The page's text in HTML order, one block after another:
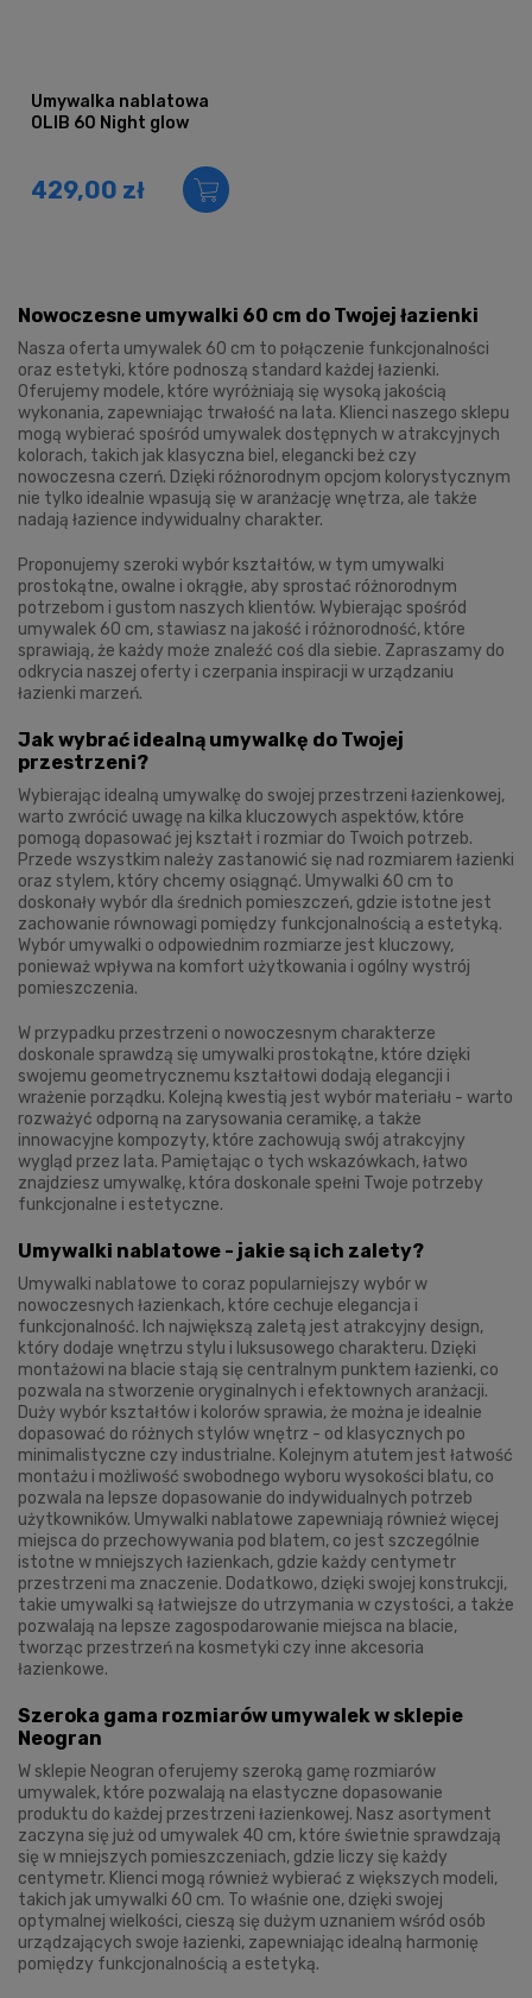
Umywalka nablatowa
OLIB 60 Night glow
429,00 zł
Nowoczesne umywalki 60 cm do Twojej łazienki
Nasza oferta umywalek 60 cm to połączenie funkcjonalności
oraz estetyki, które podnoszą standard każdej łazienki.
Oferujemy modele, które wyróżniają się wysoką jakością
wykonania, zapewniając trwałość na lata. Klienci naszego sklepu
mogą wybierać spośród umywalek dostępnych w atrakcyjnych
kolorach, takich jak klasyczna biel, elegancki beż czy
nowoczesna czerń. Dzięki różnorodnym opcjom kolorystycznym
nie tylko idealnie wpasują się w aranżację wnętrza, ale także
nadają łazience indywidualny charakter.
Proponujemy szeroki wybór kształtów, w tym umywalki
prostokątne, owalne i okrągłe, aby sprostać różnorodnym
potrzebom i gustom naszych klientów. Wybierając spośród
umywalek 60 cm, stawiasz na jakość i różnorodność, które
sprawiają, że każdy może znaleźć coś dla siebie. Zapraszamy do
odkrycia naszej oferty i czerpania inspiracji w urządzaniu
łazienki marzeń.
Jak wybrać idealną umywalkę do Twojej
przestrzeni?
Wybierając idealną umywalkę do swojej przestrzeni łazienkowej,
warto zwrócić uwagę na kilka kluczowych aspektów, które
pomogą dopasować jej kształt i rozmiar do Twoich potrzeb.
Przede wszystkim należy zastanowić się nad rozmiarem łazienki
oraz stylem, który chcemy osiągnąć. Umywalki 60 cm to
doskonały wybór dla średnich pomieszczeń, gdzie istotne jest
zachowanie równowagi pomiędzy funkcjonalnością a estetyką.
Wybór umywalki o odpowiednim rozmiarze jest kluczowy,
ponieważ wpływa na komfort użytkowania i ogólny wystrój
pomieszczenia.
W przypadku przestrzeni o nowoczesnym charakterze
doskonale sprawdzą się umywalki prostokątne, które dzięki
swojemu geometrycznemu kształtowi dodają elegancji i
wrażenie porządku. Kolejną kwestią jest wybór materiału - warto
rozważyć odporną na zarysowania ceramikę, a także
innowacyjne kompozyty, które zachowują swój atrakcyjny
wygląd przez lata. Pamiętając o tych wskazówkach, łatwo
znajdziesz umywalkę, która doskonale spełni Twoje potrzeby
funkcjonalne i estetyczne.
Umywalki nablatowe - jakie są ich zalety?
Umywalki nablatowe to coraz popularniejszy wybór w
nowoczesnych łazienkach, które cechuje elegancja i
funkcjonalność. Ich największą zaletą jest atrakcyjny design,
który dodaje wnętrzu stylu i luksusowego charakteru. Dzięki
montażowi na blacie stają się centralnym punktem łazienki, co
pozwala na stworzenie oryginalnych i efektownych aranżacji.
Duży wybór kształtów i kolorów sprawia, że można je idealnie
dopasować do różnych stylów wnętrz - od klasycznych po
minimalistyczne czy industrialne. Kolejnym atutem jest łatwość
montażu i możliwość swobodnego wyboru wysokości blatu, co
pozwala na lepsze dopasowanie do indywidualnych potrzeb
użytkowników. Umywalki nablatowe zapewniają również więcej
miejsca do przechowywania pod blatem, co jest szczególnie
istotne w mniejszych łazienkach, gdzie każdy centymetr
przestrzeni ma znaczenie. Dodatkowo, dzięki swojej konstrukcji,
takie umywalki są łatwiejsze do utrzymania w czystości, a także
pozwalają na lepsze zagospodarowanie miejsca na blacie,
tworząc przestrzeń na kosmetyki czy inne akcesoria
łazienkowe.
Szeroka gama rozmiarów umywalek w sklepie
Neogran
W sklepie Neogran oferujemy szeroką gamę rozmiarów
umywalek, które pozwalają na elastyczne dopasowanie
produktu do każdej przestrzeni łazienkowej. Nasz asortyment
zaczyna się już od umywalek 40 cm, które świetnie sprawdzają
się w mniejszych pomieszczeniach, gdzie liczy się każdy
centymetr. Klienci mogą również wybierać z większych modeli,
takich jak umywalki 60 cm. To właśnie one, dzięki swojej
optymalnej wielkości, cieszą się dużym uznaniem wśród osób
urządzających swoje łazienki, zapewniając idealną harmonię
pomiędzy funkcjonalnością a estetyką.